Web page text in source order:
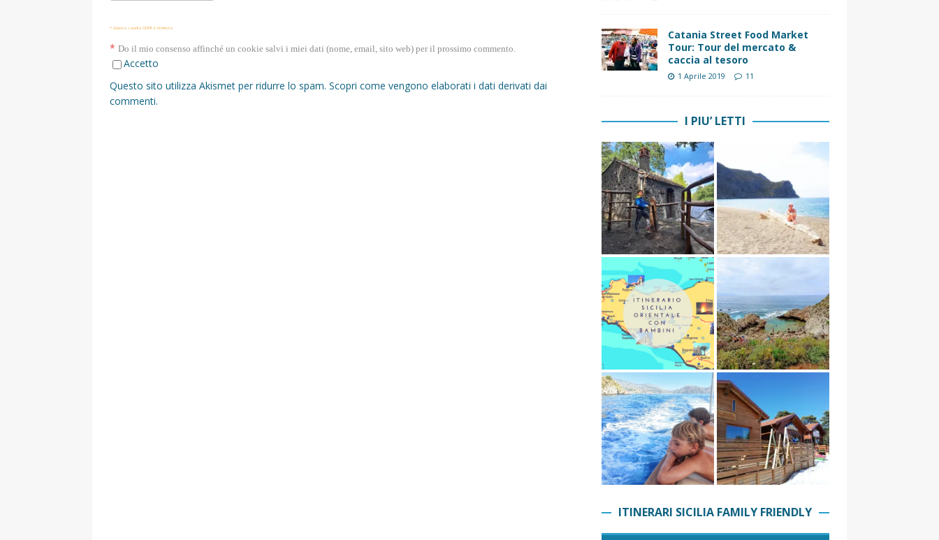
* Questa casella GDPR è richiesta
* Do il mio consenso affinché un cookie salvi i miei dati (nome, email, sito web) per il prossimo commento.
Accetto
Questo sito utilizza Akismet per ridurre lo spam. Scopri come vengono elaborati i dati derivati dai
commenti.
Catania Street Food Market
Tour: Tour del mercato &
caccia al tesoro
1 Aprile 2019 11
I PIU’ LETTI
ITINERARI SICILIA FAMILY FRIENDLY